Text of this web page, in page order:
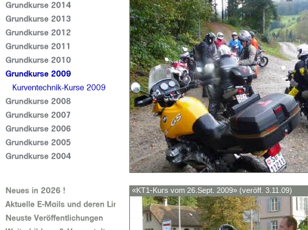
«KT1-Kurs vom 26.Sept. 2009» (veröff. 3.11.09)